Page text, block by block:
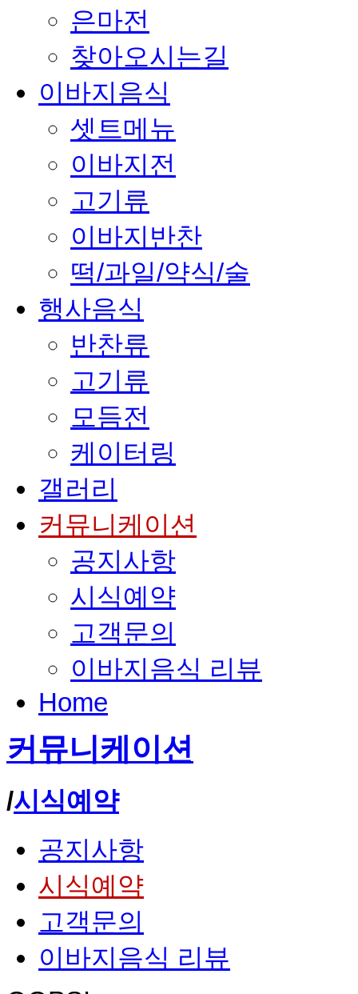
은마전
찾아오시는길
이바지음식
셋트메뉴
이바지전
고기류
이바지반찬
떡/과일/약식/술
행사음식
반찬류
고기류
모듬전
케이터링
갤러리
커뮤니케이션
공지사항
시식예약
고객문의
이바지음식 리뷰
Home
커뮤니케이션
/시식예약
공지사항
시식예약
고객문의
이바지음식 리뷰